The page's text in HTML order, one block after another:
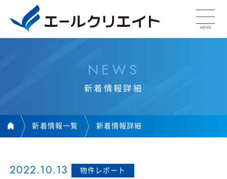
新着情報詳細
N EWS
新着情報一覧 新着情報詳細
2022.10.13 物件レポート